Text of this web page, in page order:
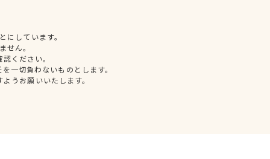
しています。
せん。
ください。
一切負わないものとします。
うお願いいたします。